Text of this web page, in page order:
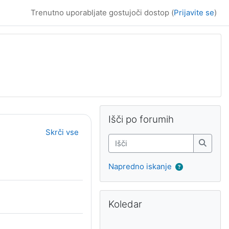
Trenutno uporabljate gostujoči dostop (Prijavite se)
Skrči vse
Bloki
Supplementary
Išči po forumih
Išči
Išči
Napredno iskanje
Koledar